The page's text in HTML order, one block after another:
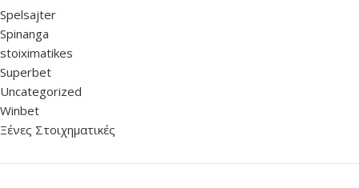
Spelsajter
Spinanga
stoiximatikes
Superbet
Uncategorized
Winbet
Ξένες Στοιχηματικές